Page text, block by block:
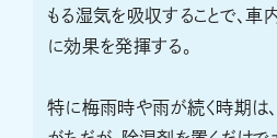
もる湿気を吸収することで、
に効果を発揮する。
特に梅雨時や雨が続く時期は